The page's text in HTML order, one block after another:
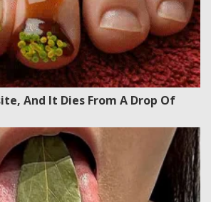
And It Dies From A Drop Of